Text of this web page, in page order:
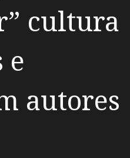
cultura
e
autores